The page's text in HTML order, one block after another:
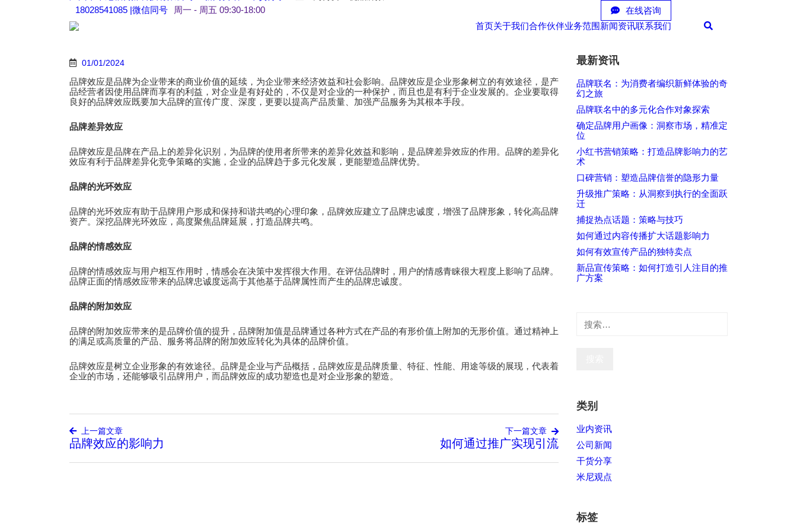
18028541085 |微信同号 周一 - 周五 09:30-18:00
在线咨询
首页关于我们合作伙伴业务范围新闻资讯联系我们
01/01/2024
品牌效应是品牌为企业带来的商业价值的延续，为企业带来经济效益和社会影响。品牌效应是企业形象树立的有效途径，是产
品经营者因使用品牌而享有的利益，对企业是有好处的，不仅是对企业的一种保护，而且也是有利于企业发展的。企业要取得
良好的品牌效应既要加大品牌的宣传广度、深度，更要以提高产品质量、加强产品服务为其根本手段。
品牌差异效应
品牌效应是品牌在产品上的差异化识别，为品牌的使用者所带来的差异化效益和影响，是品牌差异效应的作用。品牌的差异化
效应有利于品牌差异化竞争策略的实施，企业的品牌趋于多元化发展，更能塑造品牌优势。
品牌的光环效应
品牌的光环效应有助于品牌用户形成和保持和谐共鸣的心理印象，品牌效应建立了品牌忠诚度，增强了品牌形象，转化高品牌
资产。深挖品牌光环效应，高度聚焦品牌延展，打造品牌共鸣。
品牌的情感效应
品牌的情感效应与用户相互作用时，情感会在决策中发挥很大作用。在评估品牌时，用户的情感青睐很大程度上影响了品牌。
品牌正面的情感效应带来的品牌忠诚度远高于其他基于品牌属性而产生的品牌忠诚度。
品牌的附加效应
品牌的附加效应带来的是品牌价值的提升，品牌附加值是品牌通过各种方式在产品的有形价值上附加的无形价值。通过精神上
的满足或高质量的产品、服务将品牌的附加效应转化为具体的品牌价值。
品牌效应是树立企业形象的有效途径。品牌是企业与产品概括，品牌效应是品牌质量、特征、性能、用途等级的展现，代表着
企业的市场，还能够吸引品牌用户，而品牌效应的成功塑造也是对企业形象的塑造。
文
章
上一篇文章
品牌效应的影响力
下一篇文章
如何通过推广实现引流
最新资讯
品牌联名：为消费者编织新鲜体验的奇
幻之旅
品牌联名中的多元化合作对象探索
确定品牌用户画像：洞察市场，精准定
位
小红书营销策略：打造品牌影响力的艺
术
口碑营销：塑造品牌信誉的隐形力量
升级推广策略：从洞察到执行的全面跃
迁
捕捉热点话题：策略与技巧
如何通过内容传播扩大话题影响力
如何有效宣传产品的独特卖点
新品宣传策略：如何打造引人注目的推
广方案
索：
类别
业内资讯
公司新闻
干货分享
米尼观点
标签